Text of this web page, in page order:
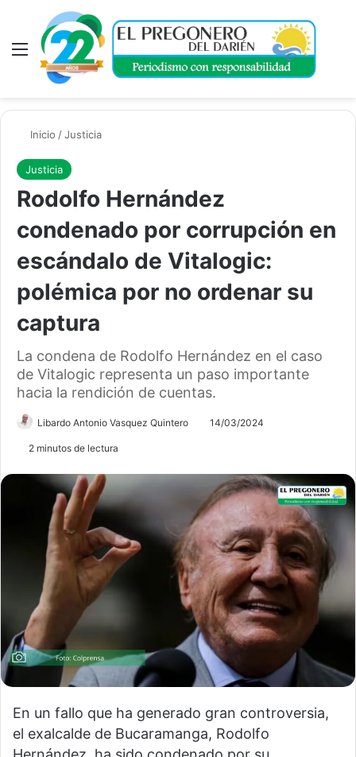
Menú
Inicio /Justicia
Justicia
Rodolfo Hernández
condenado por corrupción en
escándalo de Vitalogic:
polémica por no ordenar su
captura
La condena de Rodolfo Hernández en el caso
de Vitalogic representa un paso importante
hacia la rendición de cuentas.
Libardo Antonio Vasquez Quintero 14/03/2024
2 minutos de lectura
En un fallo que ha generado gran controversia,
el exalcalde de Bucaramanga, Rodolfo